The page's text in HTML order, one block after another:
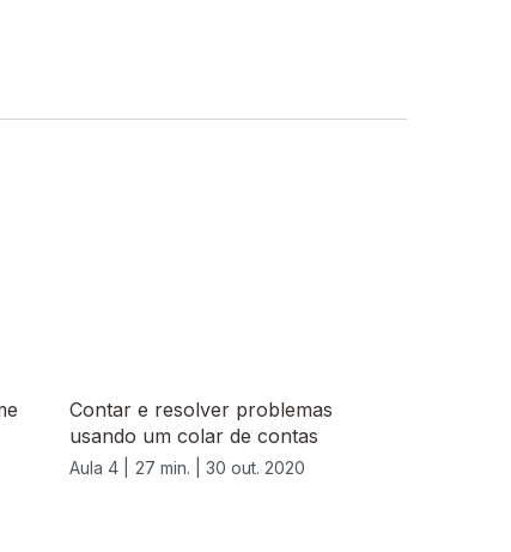
Contar e resolver problemas
usando um colar de contas
Aula 4 | 27 min. | 30 out. 2020